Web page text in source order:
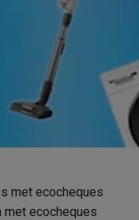
met ecocheques
met ecocheques